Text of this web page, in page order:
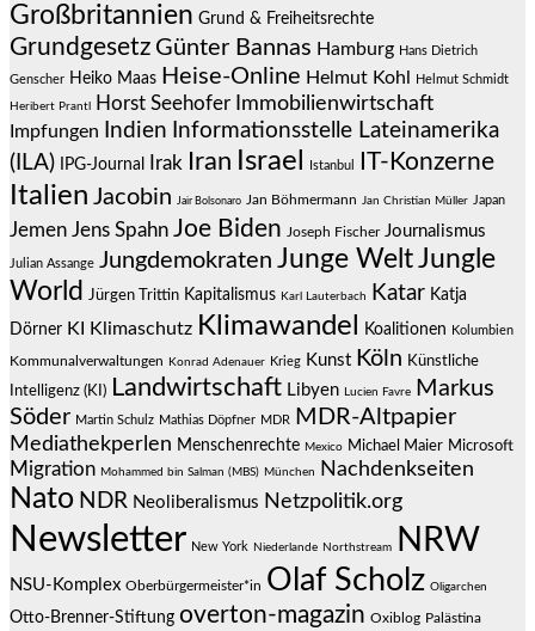
Großbritannien Grund & Freiheitsrechte
Grundgesetz Günter Bannas Hamburg Hans Dietrich
Genscher Heiko Maas Heise-Online Helmut Kohl Helmut Schmidt
Heribert Prantl Horst Seehofer Immobilienwirtschaft
Impfungen Indien Informationsstelle Lateinamerika
(ILA)
IPG-Journal Irak Iran Israel Istanbul IT-Konzerne
Italien Jacobin Jair Bolsonaro Jan Böhmermann Jan Christian Müller Japan
Jemen Jens Spahn Joe Biden Joseph Fischer Journalismus
Julian Assange Jungdemokraten Junge WeltJungle
World Jürgen Trittin Kapitalismus Karl Lauterbach Katar Katja
Dörner KI Klimaschutz Klimawandel Koalitionen Kolumbien
Kommunalverwaltungen Konrad Adenauer Krieg Kunst Köln Künstliche
Intelligenz (KI) Landwirtschaft Libyen Lucien Favre
Markus
Söder Martin Schulz Mathias Döpfner MDR MDR-Altpapier
Mediathekperlen Menschenrechte Mexico Michael Maier Microsoft
Migration Mohammed bin Salman (MBS) München Nachdenkseiten
Nato NDR Neoliberalismus Netzpolitik.org
Newsletter New York Niederlande Northstream NRW
NSU-Komplex Oberbürgermeister*in Olaf Scholz Oligarchen
Otto-Brenner-Stiftung overton-magazin Oxiblog Palästina